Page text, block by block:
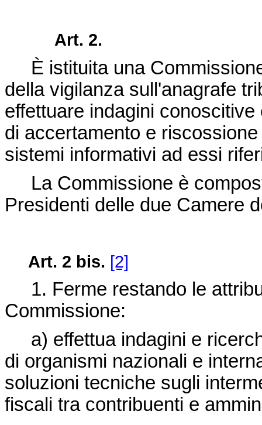
Art. 2.
È istituita una
della vigilanza sull'anagrafe
effettuare indagini
di accertamento e
sistemi informativi ad essi
La Commissione è
Presidenti delle due Camere
Art. 2 bis. [2]
1. Ferme restando le
Commissione:
a) effettua indagini e
di organismi nazionali e
soluzioni tecniche sugli
fiscali tra contribuenti e